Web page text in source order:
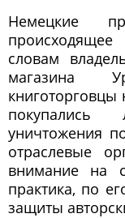
Немецкие
словам
магазина
книготорговцы
уничтожения
отраслевые
внимание на
практика, по
защиты